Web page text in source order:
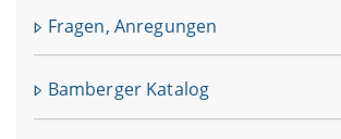
Fragen, Anregungen
Bamberger Katalog